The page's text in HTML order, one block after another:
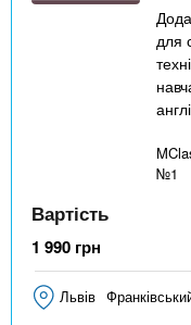
для
№1
Вартість
1 990 грн
Львів